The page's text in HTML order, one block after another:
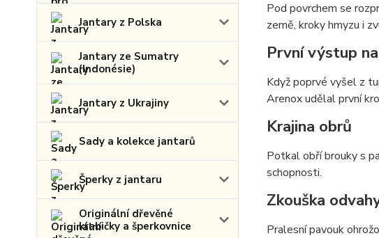
Jantary z Polska
Jantary ze Sumatry
(Indonésie)
Jantary z Ukrajiny
Sady a kolekce jantarů
Šperky z jantaru
Originální dřevěné
krabičky a šperkovnice
Pod povrchem se
země, kroky hmyzu i
První výstup
Když poprvé vyšel z
Arenox udělal první
Krajina obrů
Potkal obří brouky s
schopnosti.
Zkouška
Pralesní pavouk